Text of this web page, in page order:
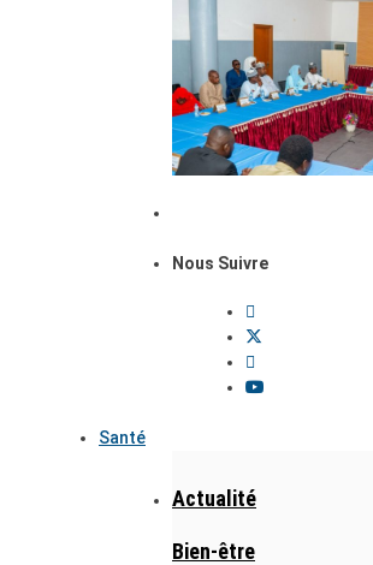
Nous Suivre
Santé
Actualité
Bien-être